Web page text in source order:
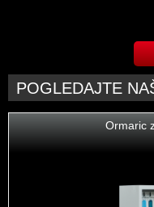
POGLEDAJTE
Ormaric